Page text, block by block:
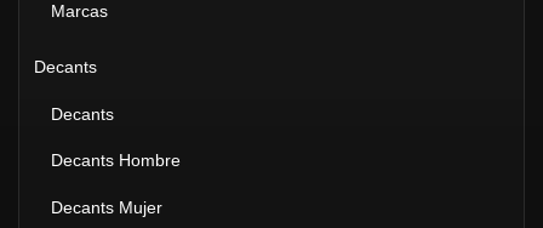
Marcas
Decants
Decants
Decants Hombre
Decants Mujer